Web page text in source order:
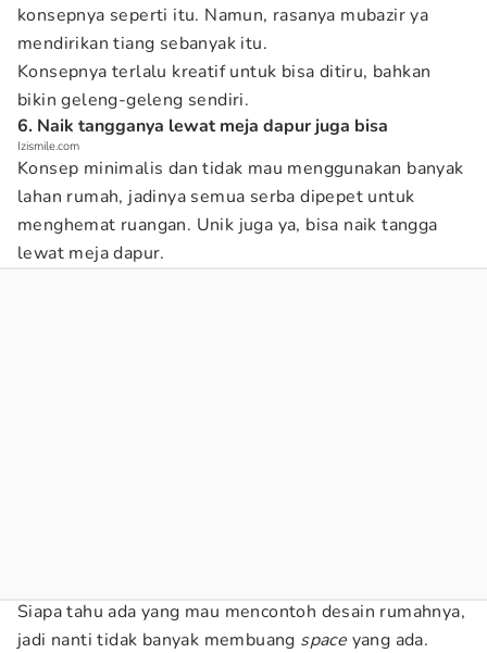
konsepnya seperti itu. Namun, rasanya mubazir ya
mendirikan tiang sebanyak itu.
Konsepnya terlalu kreatif untuk bisa ditiru, bahkan
bikin geleng-geleng sendiri.
6. Naik tangganya lewat meja dapur juga bisa
Izismile.com
Konsep minimalis dan tidak mau menggunakan banyak
lahan rumah, jadinya semua serba dipepet untuk
menghemat ruangan. Unik juga ya, bisa naik tangga
lewat meja dapur.
Siapa tahu ada yang mau mencontoh desain rumahnya,
jadi nanti tidak banyak membuang space yang ada.